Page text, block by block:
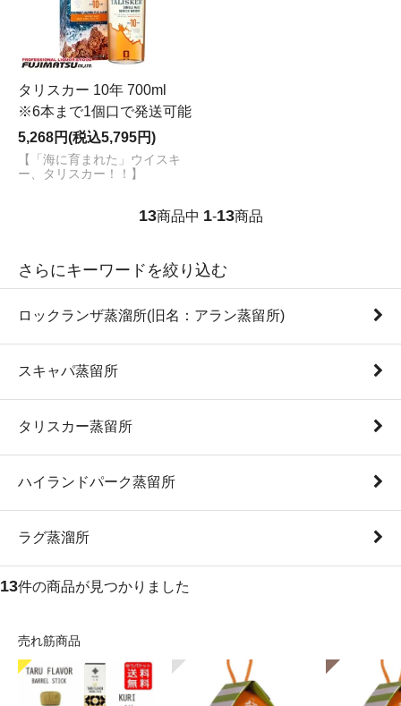
タリスカー 10年 700ml
※6本まで1個口で発送可能
5,268円(税込5,795円)
【「海に育まれた」ウイスキ
ー、タリスカー！！】
13商品中 1-13商品
さらにキーワードを絞り込む
ロックランザ蒸溜所(旧名：アラン蒸留所)
スキャパ蒸留所
タリスカー蒸留所
ハイランドパーク蒸留所
ラグ蒸溜所
13件の商品が見つかりました
売れ筋商品